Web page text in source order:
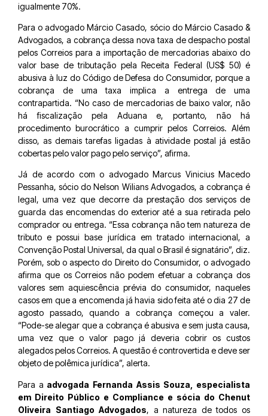
igualmente 70%.
Para o advogado Márcio Casado, sócio do Márcio Casado &
Advogados, a cobrança dessa nova taxa de despacho postal
pelos Correios para a importação de mercadorias abaixo do
valor base de tributação pela Receita Federal (US$ 50) é
abusiva à luz do Código de Defesa do Consumidor, porque a
cobrança de uma taxa implica a entrega de uma
contrapartida. “No caso de mercadorias de baixo valor, não
há fiscalização pela Aduana e, portanto, não há
procedimento burocrático a cumprir pelos Correios. Além
disso, as demais tarefas ligadas à atividade postal já estão
cobertas pelo valor pago pelo serviço”, afirma.
Já de acordo com o advogado Marcus Vinicius Macedo
Pessanha, sócio do Nelson Wilians Advogados, a cobrança é
legal, uma vez que decorre da prestação dos serviços de
guarda das encomendas do exterior até a sua retirada pelo
comprador ou entrega. “Essa cobrança não tem natureza de
tributo e possui base jurídica em tratado internacional, a
Convenção Postal Universal, da qual o Brasil é signatário”, diz.
Porém, sob o aspecto do Direito do Consumidor, o advogado
afirma que os Correios não podem efetuar a cobrança dos
valores sem aquiescência prévia do consumidor, naqueles
casos em que a encomenda já havia sido feita até o dia 27 de
agosto passado, quando a cobrança começou a valer.
“Pode-se alegar que a cobrança é abusiva e sem justa causa,
uma vez que o valor pago já deveria cobrir os custos
alegados pelos Correios. A questão é controvertida e deve ser
objeto de polêmica jurídica”, alerta.
Para a advogada Fernanda Assis Souza, especialista
em Direito Público e Compliance e sócia do Chenut
Oliveira Santiago Advogados, a natureza de todos os